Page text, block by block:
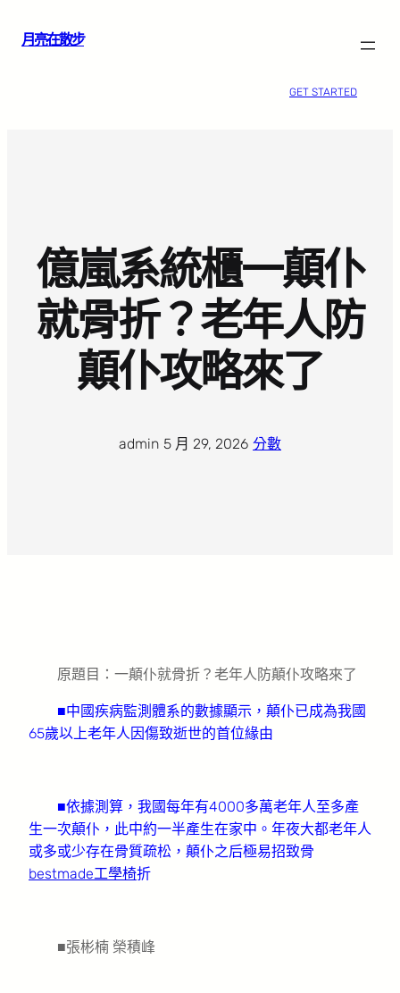
月亮在散步
GET STARTED
億嵐系統櫃一顛仆
就骨折？老年人防
顛仆攻略來了
admin 5 月 29, 2026 分數
原題目：一顛仆就骨折？老年人防顛仆攻略來了
■中國疾病監測體系的數據顯示，顛仆已成為我國
65歲以上老年人因傷致逝世的首位緣由
■依據測算，我國每年有4000多萬老年人至多產
生一次顛仆，此中約一半產生在家中。年夜大都老年人
或多或少存在骨質疏松，顛仆之后極易招致骨
bestmade工學椅折
■張彬楠 榮積峰